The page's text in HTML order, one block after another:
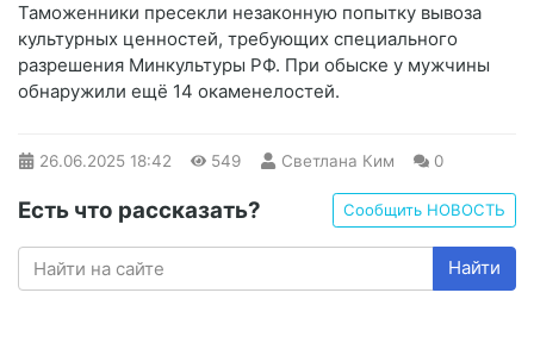
Таможенники пресекли незаконную попытку вывоза
культурных ценностей, требующих специального
разрешения Минкультуры РФ. При обыске у мужчины
обнаружили ещё 14 окаменелостей.
26.06.2025 18:42 549 Светлана Ким 0
Есть что рассказать? Сообщить НОВОСТЬ
Найти